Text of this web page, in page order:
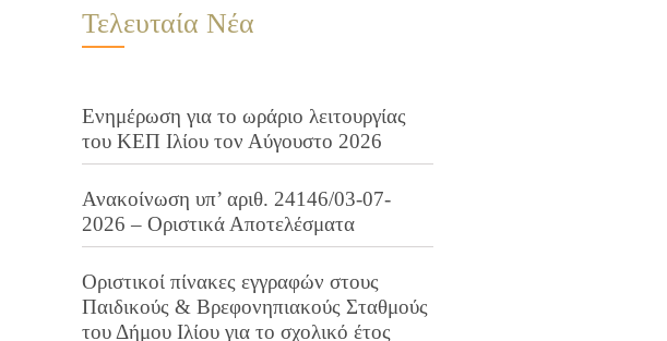
Τελευταία Νέα
Ενημέρωση για το ωράριο λειτουργίας
του ΚΕΠ Ιλίου τον Αύγουστο 2026
Ανακοίνωση υπ’ αριθ. 24146/03-07-
2026 – Οριστικά Αποτελέσματα
Οριστικοί πίνακες εγγραφών στους
Παιδικούς & Βρεφονηπιακούς Σταθμούς
του Δήμου Ιλίου για το σχολικό έτος